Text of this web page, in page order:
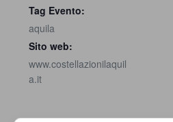
Tag Evento:
aquila
Sito web:
www.costellazionilaquil
a.it